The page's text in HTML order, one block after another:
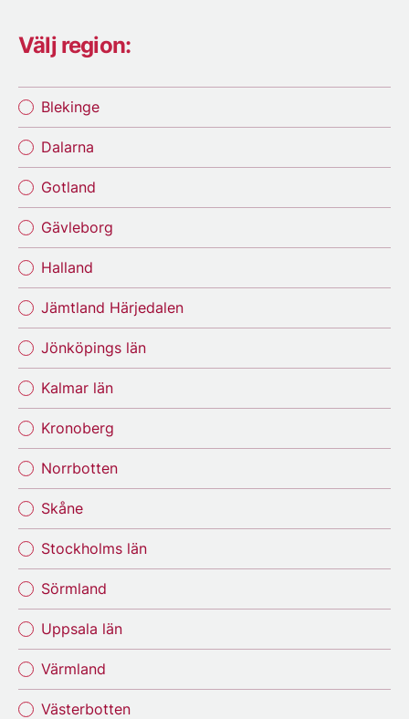
Välj region:
Blekinge
Dalarna
Gotland
Gävleborg
Halland
Jämtland Härjedalen
Jönköpings län
Kalmar län
Kronoberg
Norrbotten
Skåne
Stockholms län
Sörmland
Uppsala län
Värmland
Västerbotten